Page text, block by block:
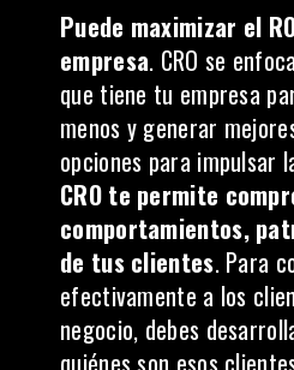
Puede maximizar el
empresa. CRO se
que tiene tu empresa
menos y generar
opciones para impulsar
CRO te permite
comportamientos,
de tus clientes. Para
efectivamente a los
negocio, debes
quiénes son esos